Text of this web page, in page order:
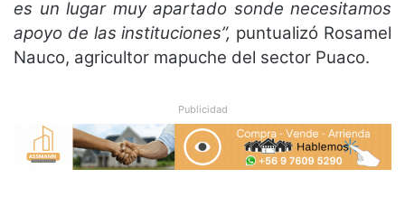
es un lugar muy apartado sonde necesitamos
apoyo de las instituciones”, puntualizó Rosamel
Nauco, agricultor mapuche del sector Puaco.
Publicidad